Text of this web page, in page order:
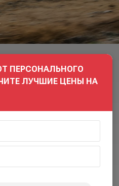
ПЕРСОНАЛЬНОГО
ЛУЧШИЕ ЦЕНЫ НА